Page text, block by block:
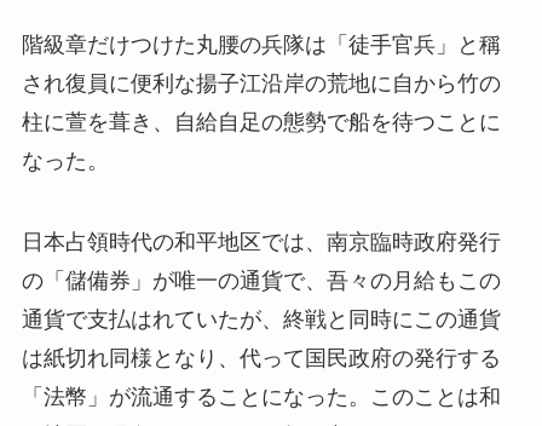
階級章だけつけた丸腰の兵隊は「徒手官兵」と稱
され復員に便利な揚子江沿岸の荒地に自から竹の
柱に萱を葺き、自給自足の態勢で船を待つことに
なった。
日本占領時代の和平地区では、南京臨時政府発行
の「儲備券」が唯一の通貨で、吾々の月給もこの
通貨で支払はれていたが、終戦と同時にこの通貨
は紙切れ同様となり、代って国民政府の発行する
「法幣」が流通することになった。このことは和